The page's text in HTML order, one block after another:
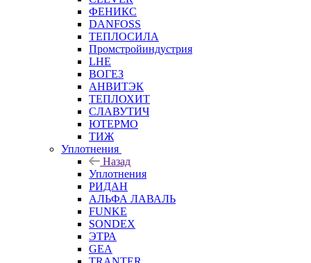
ФЕНИКС
DANFOSS
ТЕПЛОСИЛА
Промстройиндустрия
LHE
ВОГЕЗ
АНВИТЭК
ТЕПЛОХИТ
СЛАВУТИЧ
ЮТЕРМО
ТИЖ
Уплотнения
Назад
Уплотнения
РИДАН
АЛЬФА ЛАВАЛЬ
FUNKE
SONDEX
ЭТРА
GEA